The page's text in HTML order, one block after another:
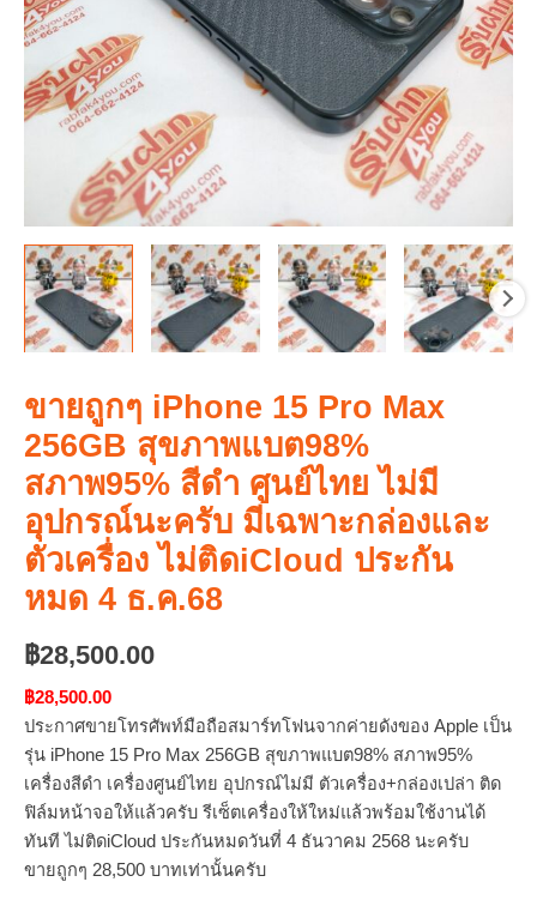
ขายถูกๆ iPhone 15 Pro Max
256GB สุขภาพแบต98%
สภาพ95% สีดำ ศูนย์ไทย ไม่มี
อุปกรณ์นะครับ มีเฉพาะกล่องและ
ตัวเครื่อง ไม่ติดiCloud ประกัน
หมด 4 ธ.ค.68
฿28,500.00
฿28,500.00
ประกาศขายโทรศัพท์มือถือสมาร์ทโฟนจากค่ายดังของ Apple เป็น
รุ่น iPhone 15 Pro Max 256GB สุขภาพแบต98% สภาพ95%
เครื่องสีดำ เครื่องศูนย์ไทย อุปกรณ์ไม่มี ตัวเครื่อง+กล่องเปล่า ติด
ฟิล์มหน้าจอให้แล้วครับ รีเซ็ตเครื่องให้ใหม่แล้วพร้อมใช้งานได้
ทันที ไม่ติดiCloud ประกันหมดวันที่ 4 ธันวาคม 2568 นะครับ
ขายถูกๆ 28,500 บาทเท่านั้นครับ